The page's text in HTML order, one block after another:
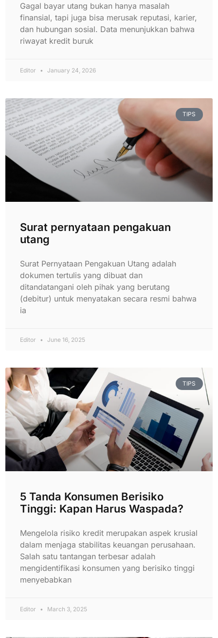
Gagal bayar utang bukan hanya masalah
finansial, tapi juga bisa merusak reputasi, karier,
dan hubungan sosial. Data menunjukkan bahwa
riwayat kredit buruk
Editor January 24, 2026
TIPS
Surat pernyataan pengakuan
utang
Surat Pernyataan Pengakuan Utang adalah
dokumen tertulis yang dibuat dan
ditandatangani oleh pihak yang berutang
(debitur) untuk menyatakan secara resmi bahwa
ia
Editor June 16, 2025
TIPS
5 Tanda Konsumen Berisiko
Tinggi: Kapan Harus Waspada?
Mengelola risiko kredit merupakan aspek krusial
dalam menjaga stabilitas keuangan perusahaan.
Salah satu tantangan terbesar adalah
mengidentifikasi konsumen yang berisiko tinggi
menyebabkan
Editor March 3, 2025